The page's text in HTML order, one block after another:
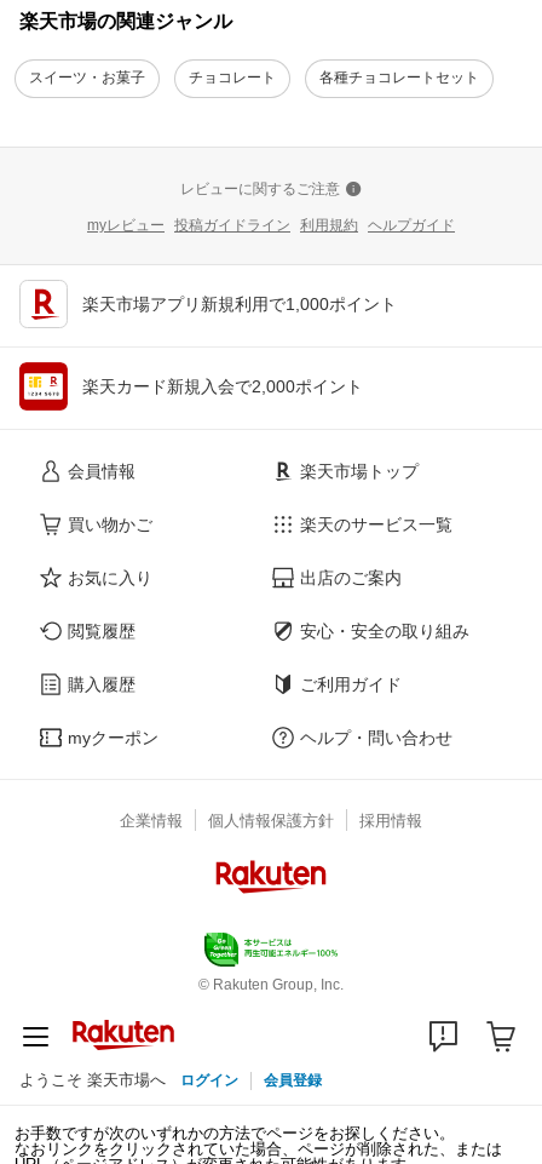
楽天市場の関連ジャンル
スイーツ・お菓子 チョコレート 各種チョコレートセット
レビューに関するご注意
myレビュー 投稿ガイドライン 利用規約 ヘルプガイド
楽天市場アプリ新規利用で1,000ポイント
楽天カード新規入会で2,000ポイント
会員情報
買い物かご
お気に入り
閲覧履歴
購入履歴
myクーポン
楽天市場トップ
楽天のサービス一覧
出店のご案内
安心・安全の取り組み
ご利用ガイド
ヘルプ・問い合わせ
企業情報 個人情報保護方針 採用情報
© Rakuten Group, Inc.
ようこそ 楽天市場へ ログイン 会員登録
お手数ですが次のいずれかの方法でページをお探しください。
なおリンクをクリックされていた場合、ページが削除された、または